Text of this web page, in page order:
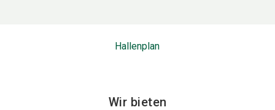
Hallenplan
Wir bieten